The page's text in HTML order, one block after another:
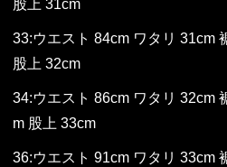
股上 31cm
33:ウエスト 84cm ワタリ 31cm
股上 32cm
34:ウエスト 86cm ワタリ 32cm
m 股上 33cm
36:ウエスト 91cm ワタリ 33cm